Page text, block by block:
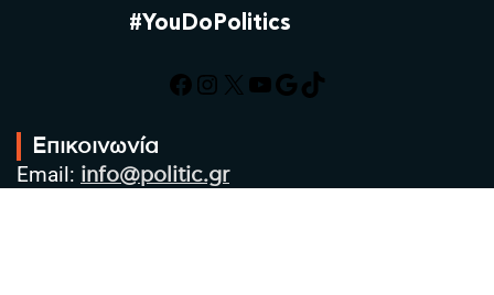
#YouDoPolitics
Facebook
Instagram
X YouTube
Google
TikTok
Επικοινωνία
Email: info@politic.gr